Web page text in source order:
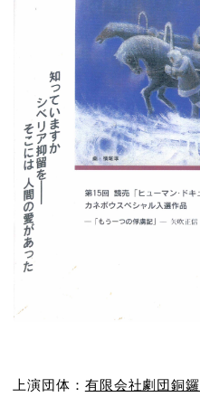
上演団体： 有限会社劇団銅鑼